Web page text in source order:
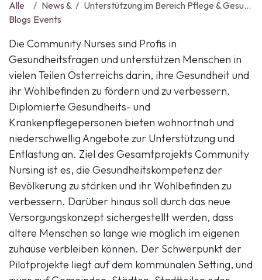
Alle
Blogs
News &
Events
Unterstützung im Bereich Pflege & Gesundheit in über 150 Gemeinden
Die Community Nurses sind Profis in
Gesundheitsfragen und unterstützen Menschen in
vielen Teilen Österreichs darin, ihre Gesundheit und
ihr Wohlbefinden zu fördern und zu verbessern.
Diplomierte Gesundheits- und
Krankenpflegepersonen bieten wohnortnah und
niederschwellig Angebote zur Unterstützung und
Entlastung an. Ziel des Gesamtprojekts Community
Nursing ist es, die Gesundheitskompetenz der
Bevölkerung zu stärken und ihr Wohlbefinden zu
verbessern. Darüber hinaus soll durch das neue
Versorgungskonzept sichergestellt werden, dass
ältere Menschen so lange wie möglich im eigenen
zuhause verbleiben können. Der Schwerpunkt der
Pilotprojekte liegt auf dem kommunalen Setting, und